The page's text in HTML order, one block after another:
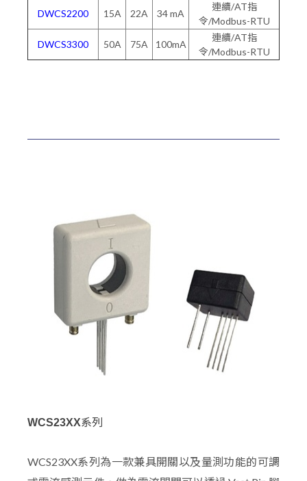
DWCS2200
15A 22A 34 mA
連續/AT指
令/Modbus-RTU
DWCS3300
50A 75A 100mA
連續/AT指
令/Modbus-RTU
WCS23XX系列
WCS23XX系列為一款兼具開關以及量測功能的可調